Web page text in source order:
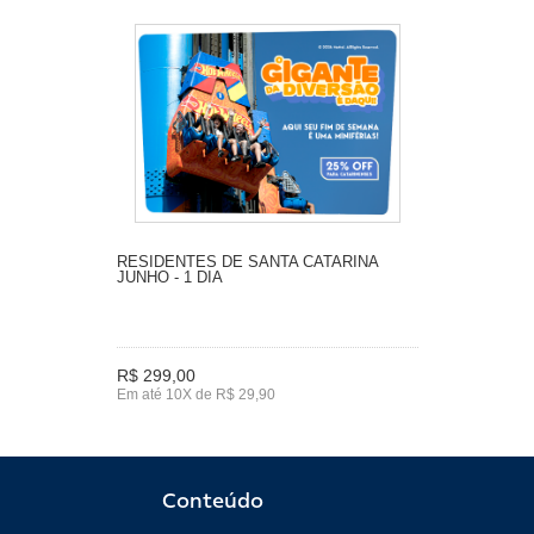
RESIDENTES DE SANTA CATARINA
JUNHO - 1 DIA
R$ 299,00
Em até 10X de R$ 29,90
Conteúdo